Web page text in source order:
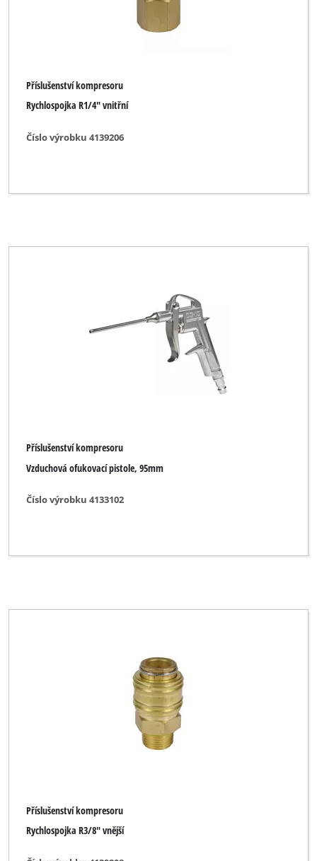
Příslušenství kompresoru
Rychlospojka R1/4" vnitřní
Číslo výrobku 4139206
Příslušenství kompresoru
Vzduchová ofukovací pistole, 95mm
Číslo výrobku 4133102
Příslušenství kompresoru
Rychlospojka R3/8" vnější